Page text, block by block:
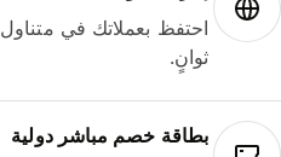
احتفظ بعملاتك في متناول
ثوانٍ.
بطاقة خصم مباشر دولية